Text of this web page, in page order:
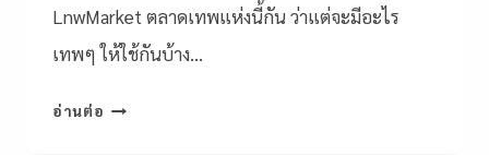
LnwMarket ตลาดเทพแห่งนี้กัน ว่าแต่จะมีอะไร
เทพๆ ให้ใช้กันบ้าง…
อ่านต่อ